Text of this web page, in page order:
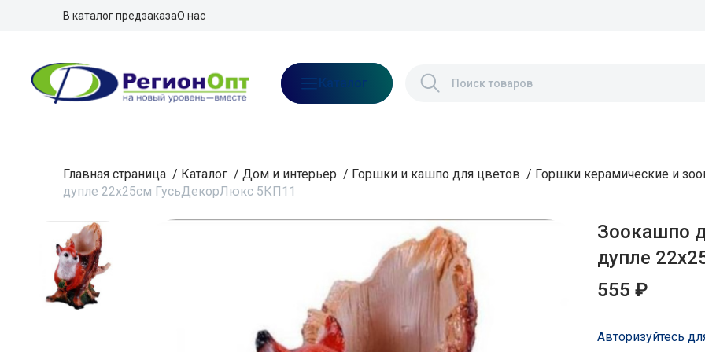
В каталог предзаказаО нас
Каталог
Главная страница / Каталог / Дом и интерьер / Горшки и кашпо для цветов / Горшки керамические и
дупле 22х25см ГусьДекорЛюкс 5КП11
Зоокашпо
дупле
555 ₽
Авторизуйтесь